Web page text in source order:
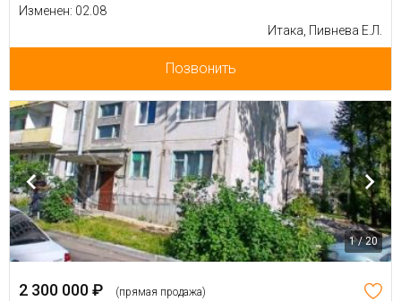
Изменен: 02.08
Итака, Пивнева Е.Л.
Позвонить
1 / 20
2 300 000 ₽ (прямая продажа)